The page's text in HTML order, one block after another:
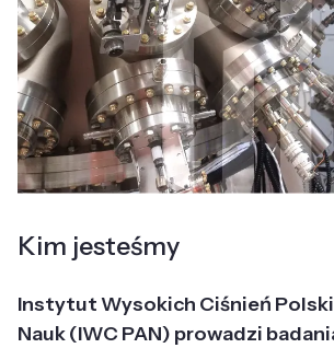
Kim jesteśmy
Instytut Wysokich Ciśnień
Nauk (IWC PAN) prowadzi